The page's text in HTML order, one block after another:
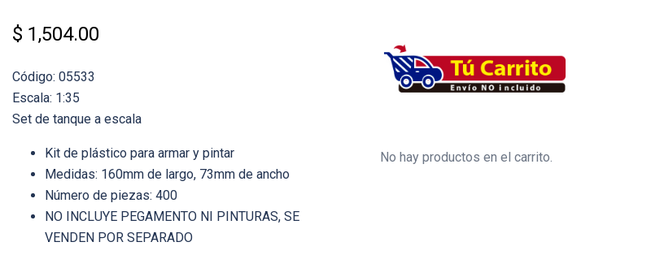
$ 1,504.00
Código: 05533
Escala: 1:35
Set de tanque a escala
Kit de plástico para armar y pintar
Medidas: 160mm de largo, 73mm de ancho
Número de piezas: 400
NO INCLUYE PEGAMENTO NI PINTURAS, SE
VENDEN POR SEPARADO
No hay productos en el carrito.